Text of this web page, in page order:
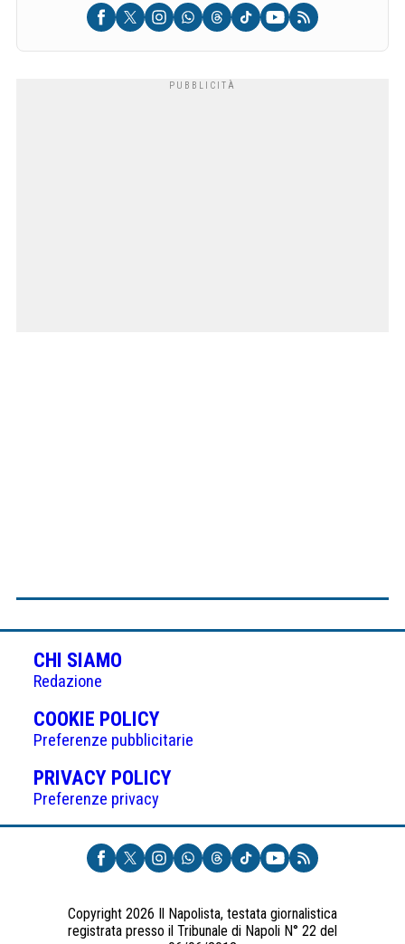
CHI SIAMO
Redazione
COOKIE POLICY(APRE
IN
UNA
NUOVA
Preferenze pubblicitarie
PRIVACY POLICY(APRE
UNA
NUOVA
SCHEDA)
Preferenze privacy
Copyright 2026 Il Napolista, testata giornalistica
registrata presso il Tribunale di Napoli N° 22 del